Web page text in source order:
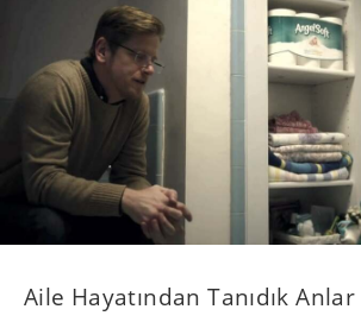
Aile Hayatından Tanıdık Anlar